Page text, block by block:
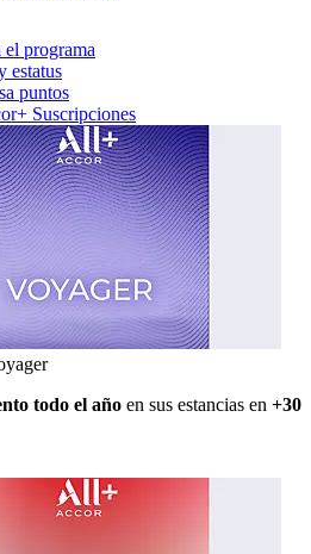
el programa
estatus
puntos
Suscripciones
todo el año en sus estancias en +30